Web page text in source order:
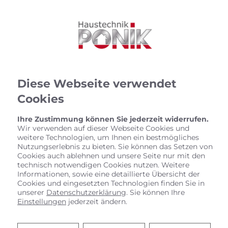
Startseite»Bad » Badinspiration & Musterbäder»Basic-Bad 15,9
Diese Webseite verwendet
Cookies
Ihre Zustimmung können Sie jederzeit widerrufen.
Wir verwenden auf dieser Webseite Cookies und
weitere Technologien, um Ihnen ein bestmögliches
Nutzungserlebnis zu bieten. Sie können das Setzen von
Cookies auch ablehnen und unsere Seite nur mit den
technisch notwendigen Cookies nutzen. Weitere
Informationen, sowie eine detaillierte Übersicht der
Cookies und eingesetzten Technologien finden Sie in
unserer Datenschutzerklärung. Sie können Ihre
Einstellungen jederzeit ändern.